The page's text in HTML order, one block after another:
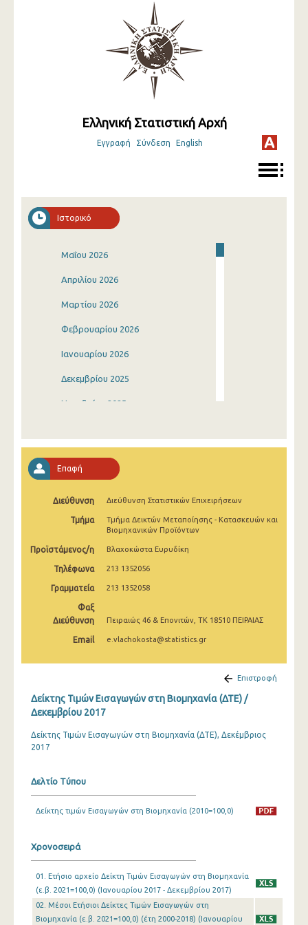
Ελληνική Στατιστική Αρχή
Εγγραφή Σύνδεση English
Ιστορικό
Μαΐου 2026
Απριλίου 2026
Μαρτίου 2026
Φεβρουαρίου 2026
Ιανουαρίου 2026
Δεκεμβρίου 2025
Νοεμβρίου 2025
Αυγούστου 2025
Ιουλίου 2025
Ιουνίου 2025
Μαΐου 2025
Μαρτίου 2025
Φεβρουαρίου 2025
Νοεμβρίου 2024
Αυγούστου 2024
Μαΐου 2024
Απριλίου 2024
Μαρτίου 2024
Επαφή
Διεύθυνση Διεύθυνση Στατιστικών Επιχειρήσεων
Τμήμα
Τμήμα Δεικτών Μεταποίησης - Κατασκευών και
Βιομηχανικών Προϊόντων
Προϊστάμενος/η Βλαχοκώστα Ευρυδίκη
Τηλέφωνα 213 1352056
Γραμματεία 213 1352058
Φαξ
Διεύθυνση
Πειραιώς 46 & Επονιτών, ΤΚ 18510 ΠΕΙΡΑΙΑΣ
Email e.vlachokosta@statistics.gr
Επιστροφή
Δείκτης Τιμών Εισαγωγών στη Βιομηχανία (ΔΤΕ) /
Δεκεμβρίου 2017
Δείκτης Τιμών Εισαγωγών στη Βιομηχανία (ΔΤΕ), Δεκέμβριος
2017
Δελτίο Τύπου
Δείκτης τιμών Εισαγωγών στη Βιομηχανία (2010=100,0)
Χρονοσειρά
01. Ετήσιο αρχείο Δείκτη Τιμών Εισαγωγών στη Βιομηχανία
(ε.β. 2021=100,0) (Ιανουαρίου 2017 - Δεκεμβρίου 2017)
02. Μέσοι Ετήσιοι Δείκτες Τιμών Εισαγωγών στη
Βιομηχανία (ε.β. 2021=100,0) (έτη 2000-2018) (Ιανουαρίου